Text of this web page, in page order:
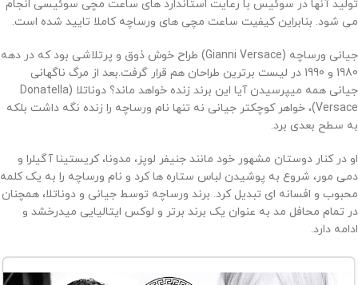
تولید آنها در سوئیس با رعایت استاندارد های ساعت مچی سوئیسی انجام
می شود. بنابراین کیفیت ساعت مچی های ورساچه کاملا تایید شده است.
جیانی ورساچه (Gianni Versace) طراح خوش ذوق و پرتلاشی بود که در دهه
1980 و 1990 در لیست برترین طراحان هم قرار گرفت.بعد از مرگ ناگهانی
جیانی همه میپرسیدن آیا این برند زنده خواهد ماند؟ دوناتلا (Donatella
Versace)، خواهر کوچکتر جیانی نه تنها نام ورساچه را زنده نگه داشت بلکه
به سطح بعدی برد.
او در کنار دوستان مشهور خود مانند جنیفر لوپز، مدونا، کریستینا آگیلرا و
دمی مور، شروع به پوشیدن لباس ستاره ها کرد و نام ورساچه را به یک کلمه
محبوب و افسانه ای تبدیل کرد. برند ورساچه توسط جیانی و دوناتلا، همچنان
در تمام محافل مد به عنوان یک برند برتر و لوکس ایتالیایی میدرخشد و
ادامه دارد.